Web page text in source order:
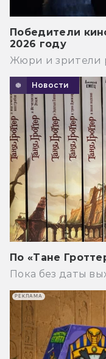
Победители
2026 году
Жюри и зрители
Новости
По «Тане
Пока без даты
РЕКЛАМА